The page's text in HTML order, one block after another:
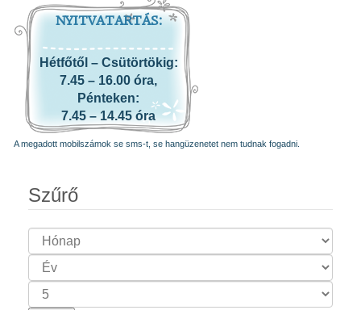
NYITVATARTÁS:
Hétfőtől – Csütörtökig:
7.45 – 16.00 óra,
Pénteken:
7.45 – 14.45 óra
A megadott mobilszámok se sms-t, se hangüzenetet nem tudnak fogadni.
Szűrő